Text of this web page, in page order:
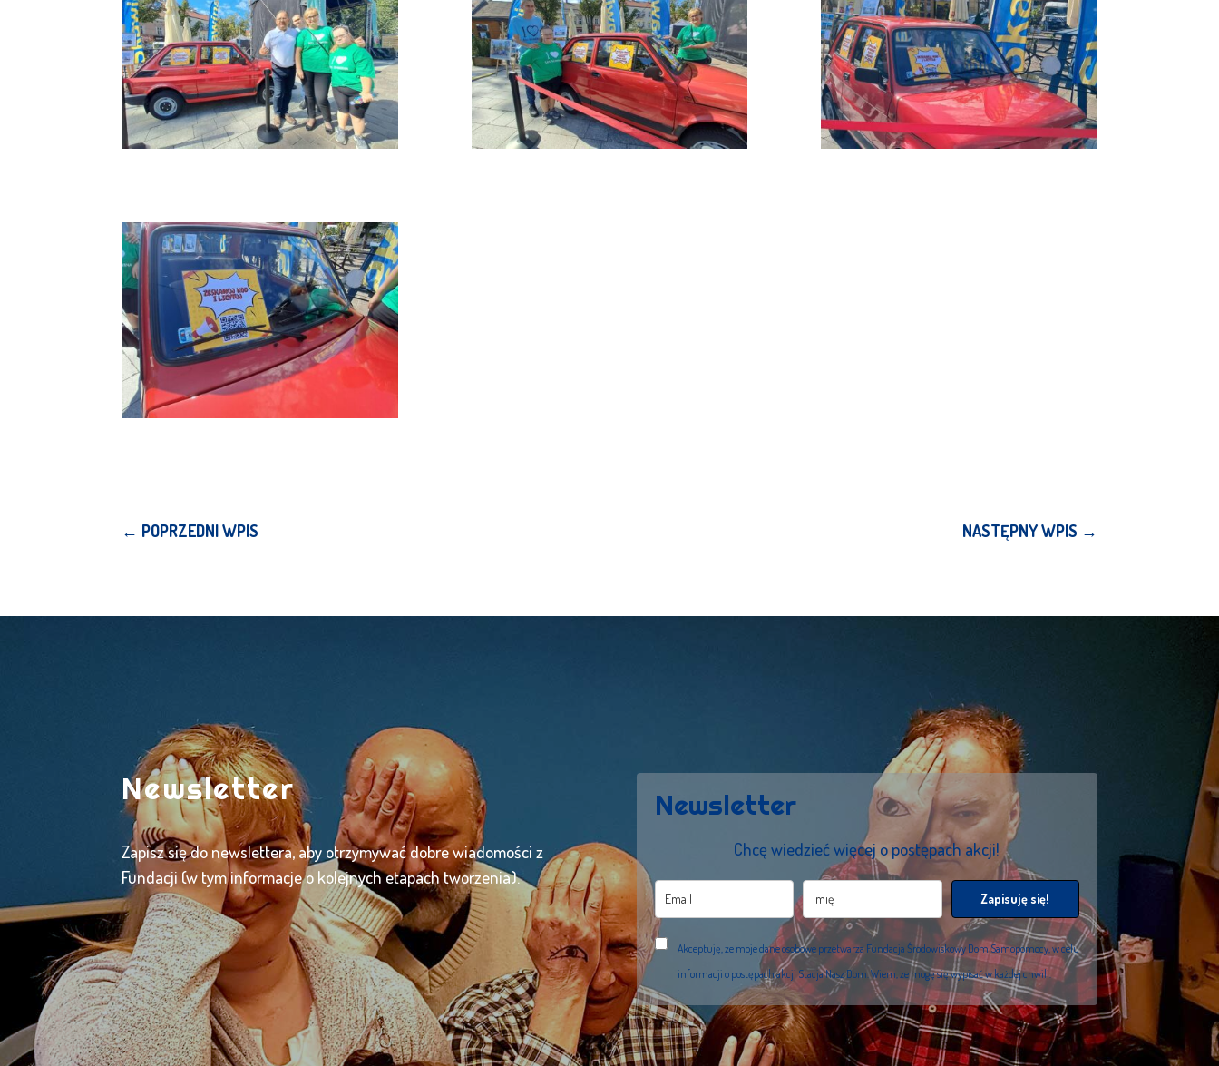
← POPRZEDNI WPIS NASTĘPNY WPIS →
Newsletter
Zapisz się do newslettera, aby otrzymywać dobre wiadomości z
Fundacji (w tym informacje o kolejnych etapach tworzenia).
Newsletter
Chcę wiedzieć więcej o postępach akcji!
Zapisuję się!
Akceptuję, że moje dane osobowe przetwarza Fundacja Środowiskowy Dom Samopomocy, w celu
informacji o postępach akcji Stacja Nasz Dom. Wiem, że mogę się wypisać w każdej chwili.